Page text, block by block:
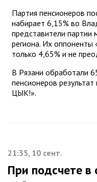
Партия пенсионеров
набирает 6,15% во
представители партии
региона. Их
только 4,65% и не
В Рязани обработали
пенсионеров
ЦЫК!».
21:35, 10 сент.
При подсчете в